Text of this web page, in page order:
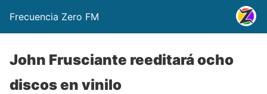
Frecuencia Zero FM
John Frusciante reeditará ocho
discos en vinilo